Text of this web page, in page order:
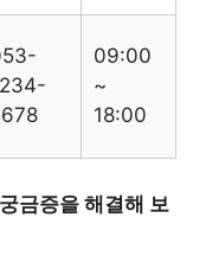
09:00
~
18:00
금증을 해결해 보